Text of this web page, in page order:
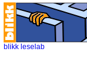
blikk leselab